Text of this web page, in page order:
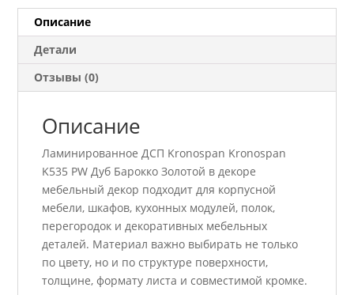
Золотой
2800x2070
Описание
Детали
Отзывы (0)
Описание
Ламинированное ДСП Kronospan Kronospan
K535 PW Дуб Барокко Золотой в декоре
мебельный декор подходит для корпусной
мебели, шкафов, кухонных модулей, полок,
перегородок и декоративных мебельных
деталей. Материал важно выбирать не только
по цвету, но и по структуре поверхности,
толщине, формату листа и совместимой кромке.